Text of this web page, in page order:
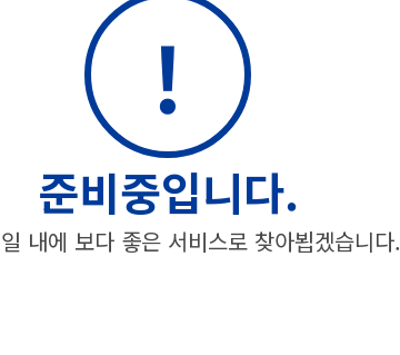
!
준비중입니다.
내에 보다 좋은 서비스로 찾아뵙겠습니다.